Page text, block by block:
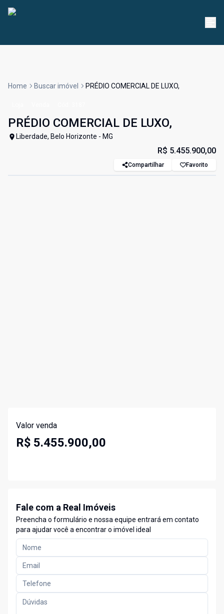
Home Buscar imóvel PRÉDIO COMERCIAL DE LUXO,
PRÉDIO COMERCIAL DE LUXO,
Liberdade, Belo Horizonte - MG
R$ 5.455.900,00
Compartilhar Favorito
Valor venda
R$ 5.455.900,00
Fale com a Real Imóveis
Preencha o formulário e nossa equipe entrará em contato
para ajudar você a encontrar o imóvel ideal